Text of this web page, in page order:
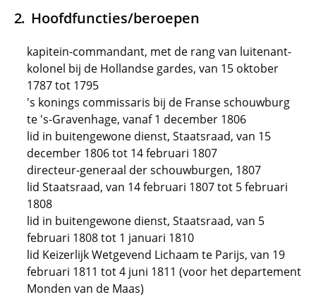
Hoofdfuncties/beroepen
kapitein-commandant, met de rang van luitenant-
kolonel bij de Hollandse gardes, van 15 oktober
1787 tot 1795
's konings commissaris bij de Franse schouwburg
te 's-Gravenhage, vanaf 1 december 1806
lid in buitengewone dienst, Staatsraad, van 15
december 1806 tot 14 februari 1807
directeur-generaal der schouwburgen, 1807
lid Staatsraad, van 14 februari 1807 tot 5 februari
1808
lid in buitengewone dienst, Staatsraad, van 5
februari 1808 tot 1 januari 1810
lid Keizerlijk Wetgevend Lichaam te Parijs, van 19
februari 1811 tot 4 juni 1811 (voor het departement
Monden van de Maas)